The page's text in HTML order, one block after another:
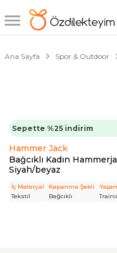
Ana Sayfa Spor & Outdoor
Sepette %25 indirim
Hammer Jack
Bağcıklı Kadın
Siyah/beyaz
İç Materyal
Tekstil
Kapanma Şekli
Bağcıklı